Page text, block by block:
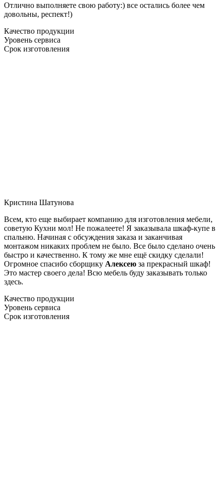
Отлично выполняете свою работу:) все остались более чем
довольны, респект!)
Качество продукции
Уровень сервиса
Срок изготовления
Кристина Шатунова
Всем, кто еще выбирает компанию для изготовления мебели,
советую Кухни мол! Не пожалеете! Я заказывала шкаф-купе в
спальню. Начиная с обсуждения заказа и заканчивая
монтажом никаких проблем не было. Все было сделано очень
быстро и качественно. К тому же мне ещё скидку сделали!
Огромное спасибо сборщику Алексею за прекрасный шкаф!
Это мастер своего дела! Всю мебель буду заказывать только
здесь.
Качество продукции
Уровень сервиса
Срок изготовления